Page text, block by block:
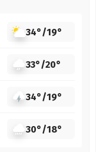
34°/19°
33°/20°
34°/19°
30°/18°